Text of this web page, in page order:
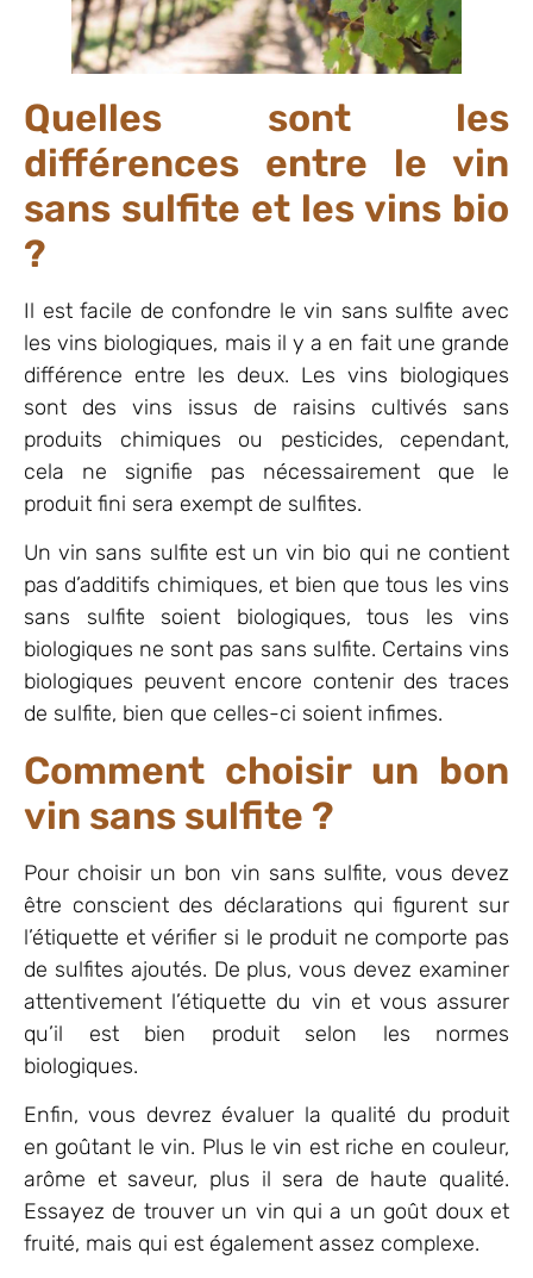
Quelles sont les
différences entre le vin
sans sulfite et les vins bio
?
Il est facile de confondre le vin sans sulfite avec
les vins biologiques, mais il y a en fait une grande
différence entre les deux. Les vins biologiques
sont des vins issus de raisins cultivés sans
produits chimiques ou pesticides, cependant,
cela ne signifie pas nécessairement que le
produit fini sera exempt de sulfites.
Un vin sans sulfite est un vin bio qui ne contient
pas d’additifs chimiques, et bien que tous les vins
sans sulfite soient biologiques, tous les vins
biologiques ne sont pas sans sulfite. Certains vins
biologiques peuvent encore contenir des traces
de sulfite, bien que celles-ci soient infimes.
Comment choisir un bon
vin sans sulfite ?
Pour choisir un bon vin sans sulfite, vous devez
être conscient des déclarations qui figurent sur
l’étiquette et vérifier si le produit ne comporte pas
de sulfites ajoutés. De plus, vous devez examiner
attentivement l’étiquette du vin et vous assurer
qu’il est bien produit selon les normes
biologiques.
Enfin, vous devrez évaluer la qualité du produit
en goûtant le vin. Plus le vin est riche en couleur,
arôme et saveur, plus il sera de haute qualité.
Essayez de trouver un vin qui a un goût doux et
fruité, mais qui est également assez complexe.